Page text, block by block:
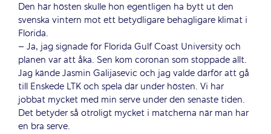
Den här hösten skulle hon egentligen ha bytt ut den
svenska vintern mot ett betydligare behagligare klimat i
Florida.
– Ja, jag signade för Florida Gulf Coast University och
planen var att åka. Sen kom coronan som stoppade allt.
Jag kände Jasmin Galijasevic och jag valde därför att gå
till Enskede LTK och spela där under hösten. Vi har
jobbat mycket med min serve under den senaste tiden.
Det betyder så otroligt mycket i matcherna när man har
en bra serve.